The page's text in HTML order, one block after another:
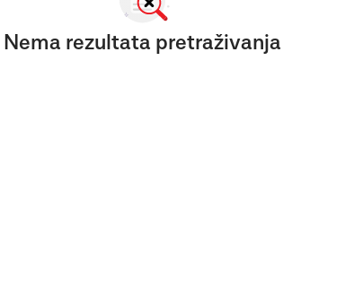
Nema rezultata pretraživanja